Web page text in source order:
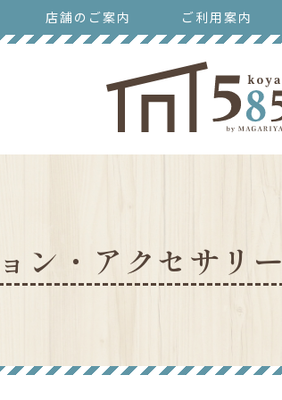
店舗のご案内 ご利用案内
ン・アクセサリー